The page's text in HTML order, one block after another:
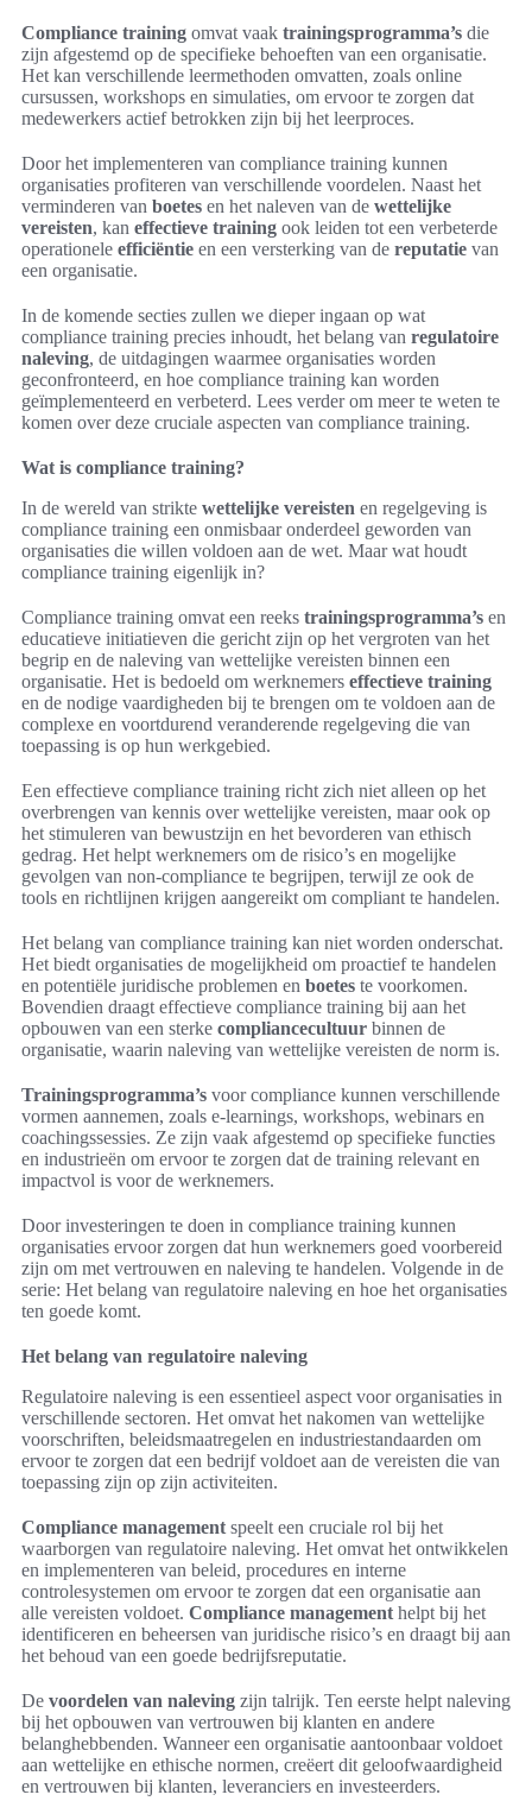
Compliance training omvat vaak trainingsprogramma’s die
zijn afgestemd op de specifieke behoeften van een organisatie.
Het kan verschillende leermethoden omvatten, zoals online
cursussen, workshops en simulaties, om ervoor te zorgen dat
medewerkers actief betrokken zijn bij het leerproces.
Door het implementeren van compliance training kunnen
organisaties profiteren van verschillende voordelen. Naast het
verminderen van boetes en het naleven van de wettelijke
vereisten, kan effectieve training ook leiden tot een verbeterde
operationele efficiëntie en een versterking van de reputatie van
een organisatie.
In de komende secties zullen we dieper ingaan op wat
compliance training precies inhoudt, het belang van regulatoire
naleving, de uitdagingen waarmee organisaties worden
geconfronteerd, en hoe compliance training kan worden
geïmplementeerd en verbeterd. Lees verder om meer te weten te
komen over deze cruciale aspecten van compliance training.
Wat is compliance training?
In de wereld van strikte wettelijke vereisten en regelgeving is
compliance training een onmisbaar onderdeel geworden van
organisaties die willen voldoen aan de wet. Maar wat houdt
compliance training eigenlijk in?
Compliance training omvat een reeks trainingsprogramma’s en
educatieve initiatieven die gericht zijn op het vergroten van het
begrip en de naleving van wettelijke vereisten binnen een
organisatie. Het is bedoeld om werknemers effectieve training
en de nodige vaardigheden bij te brengen om te voldoen aan de
complexe en voortdurend veranderende regelgeving die van
toepassing is op hun werkgebied.
Een effectieve compliance training richt zich niet alleen op het
overbrengen van kennis over wettelijke vereisten, maar ook op
het stimuleren van bewustzijn en het bevorderen van ethisch
gedrag. Het helpt werknemers om de risico’s en mogelijke
gevolgen van non-compliance te begrijpen, terwijl ze ook de
tools en richtlijnen krijgen aangereikt om compliant te handelen.
Het belang van compliance training kan niet worden onderschat.
Het biedt organisaties de mogelijkheid om proactief te handelen
en potentiële juridische problemen en boetes te voorkomen.
Bovendien draagt effectieve compliance training bij aan het
opbouwen van een sterke compliancecultuur binnen de
organisatie, waarin naleving van wettelijke vereisten de norm is.
Trainingsprogramma’s voor compliance kunnen verschillende
vormen aannemen, zoals e-learnings, workshops, webinars en
coachingssessies. Ze zijn vaak afgestemd op specifieke functies
en industrieën om ervoor te zorgen dat de training relevant en
impactvol is voor de werknemers.
Door investeringen te doen in compliance training kunnen
organisaties ervoor zorgen dat hun werknemers goed voorbereid
zijn om met vertrouwen en naleving te handelen. Volgende in de
serie: Het belang van regulatoire naleving en hoe het organisaties
ten goede komt.
Het belang van regulatoire naleving
Regulatoire naleving is een essentieel aspect voor organisaties in
verschillende sectoren. Het omvat het nakomen van wettelijke
voorschriften, beleidsmaatregelen en industriestandaarden om
ervoor te zorgen dat een bedrijf voldoet aan de vereisten die van
toepassing zijn op zijn activiteiten.
Compliance management speelt een cruciale rol bij het
waarborgen van regulatoire naleving. Het omvat het ontwikkelen
en implementeren van beleid, procedures en interne
controlesystemen om ervoor te zorgen dat een organisatie aan
alle vereisten voldoet. Compliance management helpt bij het
identificeren en beheersen van juridische risico’s en draagt bij aan
het behoud van een goede bedrijfsreputatie.
De voordelen van naleving zijn talrijk. Ten eerste helpt naleving
bij het opbouwen van vertrouwen bij klanten en andere
belanghebbenden. Wanneer een organisatie aantoonbaar voldoet
aan wettelijke en ethische normen, creëert dit geloofwaardigheid
en vertrouwen bij klanten, leveranciers en investeerders.